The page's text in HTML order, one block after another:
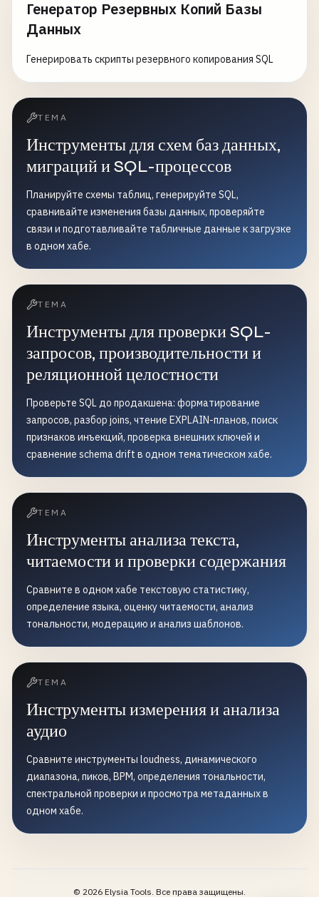
Генератор Резервных Копий Базы
Данных
Генерировать скрипты резервного копирования SQL
ТЕМА
Инструменты для схем баз данных,
миграций и SQL-процессов
Планируйте схемы таблиц, генерируйте SQL,
сравнивайте изменения базы данных, проверяйте
связи и подготавливайте табличные данные к загрузке
в одном хабе.
ТЕМА
Инструменты для проверки SQL-
запросов, производительности и
реляционной целостности
Проверьте SQL до продакшена: форматирование
запросов, разбор joins, чтение EXPLAIN-планов, поиск
признаков инъекций, проверка внешних ключей и
сравнение schema drift в одном тематическом хабе.
ТЕМА
Инструменты анализа текста,
читаемости и проверки содержания
Сравните в одном хабе текстовую статистику,
определение языка, оценку читаемости, анализ
тональности, модерацию и анализ шаблонов.
ТЕМА
Инструменты измерения и анализа
аудио
Сравните инструменты loudness, динамического
диапазона, пиков, BPM, определения тональности,
спектральной проверки и просмотра метаданных в
одном хабе.
© 2026 Elysia Tools. Все права защищены.